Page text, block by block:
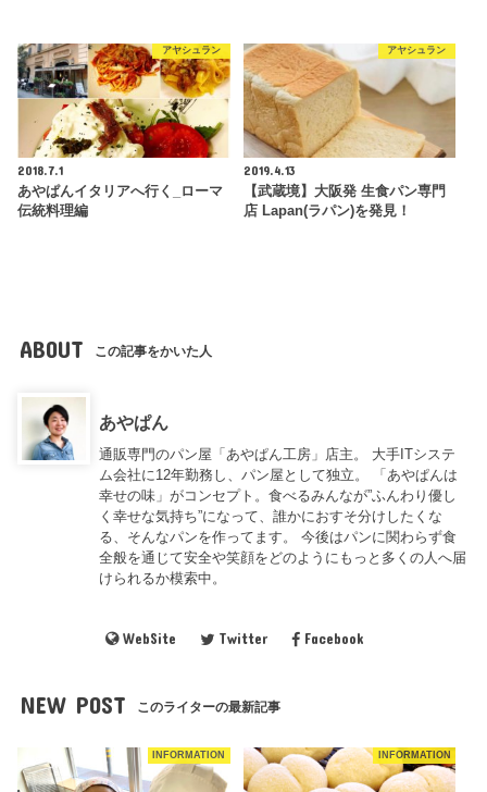
アヤシュラン
2018.7.1
あやぱんイタリアへ行く_ローマ
伝統料理編
アヤシュラン
2019.4.13
【武蔵境】大阪発 生食パン専門
店 Lapan(ラパン)を発見！
ABOUT この記事をかいた人
あやぱん
通販専門のパン屋「あやぱん工房」店主。 大手ITシステ
ム会社に12年勤務し、パン屋として独立。 「あやぱんは
幸せの味」がコンセプト。食べるみんなが”ふんわり優し
く幸せな気持ち”になって、誰かにおすそ分けしたくな
る、そんなパンを作ってます。 今後はパンに関わらず食
全般を通じて安全や笑顔をどのようにもっと多くの人へ届
けられるか模索中。
WebSite Twitter Facebook
NEW POST このライターの最新記事
INFORMATION INFORMATION